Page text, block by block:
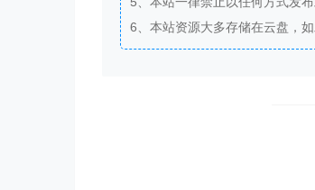
6、本站资源大多存储在云盘，